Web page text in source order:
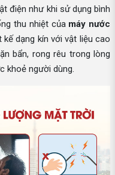
điện như khi sử dụng bình
thu nhiệt của máy nước
dạng kín với vật liệu cao
bẩn, rong rêu trong lòng
khoẻ người dùng.